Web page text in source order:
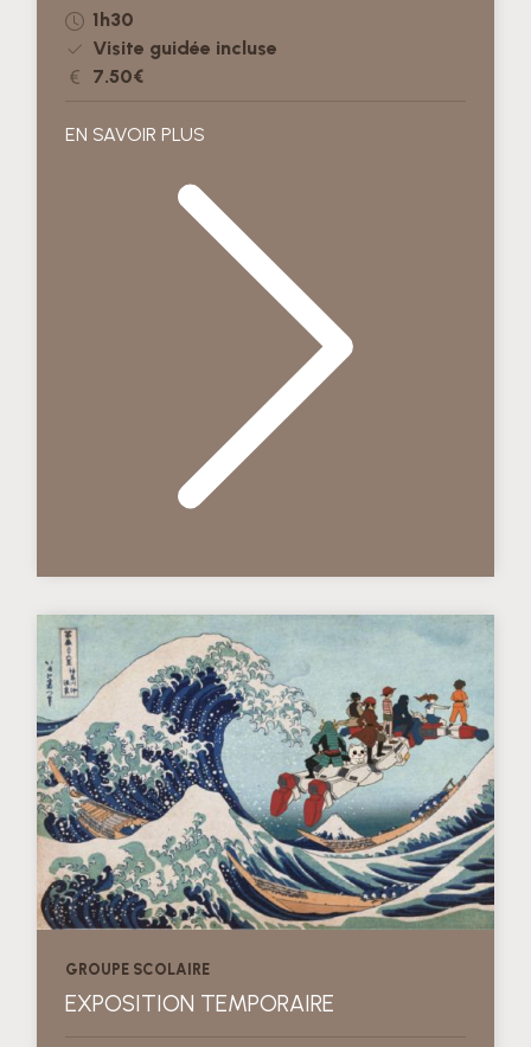
1h30
Visite guidée incluse
7.50€
EN SAVOIR PLUS
GROUPE SCOLAIRE
EXPOSITION TEMPORAIRE